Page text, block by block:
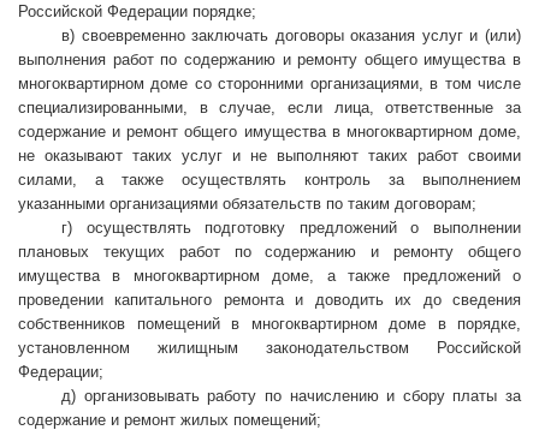
Российской Федерации порядке;
в) своевременно заключать договоры оказания услуг и (или)
выполнения работ по содержанию и ремонту общего имущества в
многоквартирном доме со сторонними организациями, в том числе
специализированными, в случае, если лица, ответственные за
содержание и ремонт общего имущества в многоквартирном доме,
не оказывают таких услуг и не выполняют таких работ своими
силами, а также осуществлять контроль за выполнением
указанными организациями обязательств по таким договорам;
г) осуществлять подготовку предложений о выполнении
плановых текущих работ по содержанию и ремонту общего
имущества в многоквартирном доме, а также предложений о
проведении капитального ремонта и доводить их до сведения
собственников помещений в многоквартирном доме в порядке,
установленном жилищным законодательством Российской
Федерации;
д) организовывать работу по начислению и сбору платы за
содержание и ремонт жилых помещений;